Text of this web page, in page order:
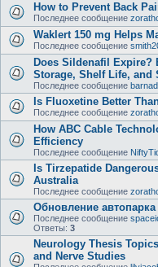
How to Prevent Back
Последнее сообщение
Waklert 150 mg Helps
Последнее сообщение
Does Sildenafil Expire?
Storage, Shelf Life, and
Последнее сообщение
Is Fluoxetine Better
Последнее сообщение
How ABC Cable
Efficiency
Последнее сообщение
Is Tirzepatide
Australia
Последнее сообщение
Обновление
Последнее сообщение
Ответы: 3
Neurology Thesis
and Nerve Studies